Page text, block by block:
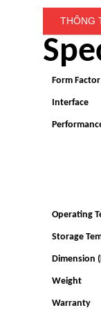
THÔNG
Form Factor
Interface
Operating
Storage
Dimension
Weight
Warranty